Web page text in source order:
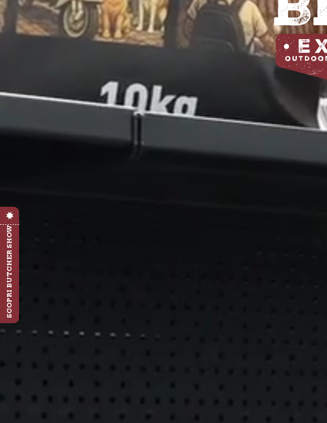
SCOPRI BUTCHER SHOW